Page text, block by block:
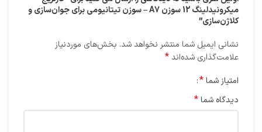
میکرونیدلینگ 12 سوزن A7 – سوزن تیتانیومی برای جوان‌سازی و
کلاژن‌سازی”
نشانی ایمیل شما منتشر نخواهد شد. بخش‌های موردنیاز
علامت‌گذاری شده‌اند*
امتیاز شما*
دیدگاه شما*